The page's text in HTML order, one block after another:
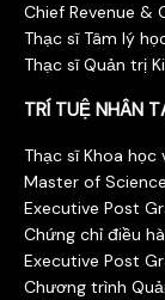
Chief Revenue &
Thạc sĩ Tâm lý
Thạc sĩ Quản trị
TRÍ TUỆ NHÂN
Thạc sĩ Khoa học
Master of
Executive Post
Chứng chỉ điều
Executive Post
Chương trình